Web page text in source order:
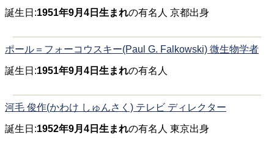
誕生日:1951年9月4日生まれの有名人 京都出身
ポール＝フォーコウスキー(Paul G. Falkowski) 微生物学者
誕生日:1951年9月4日生まれの有名人
河毛 俊作(かわけ しゅんさく) テレビ ディレクター
誕生日:1952年9月4日生まれの有名人 東京出身